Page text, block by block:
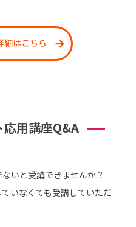
細はこちら
応用講座Q&A
いと受講できませんか？
いなくても受講していただ